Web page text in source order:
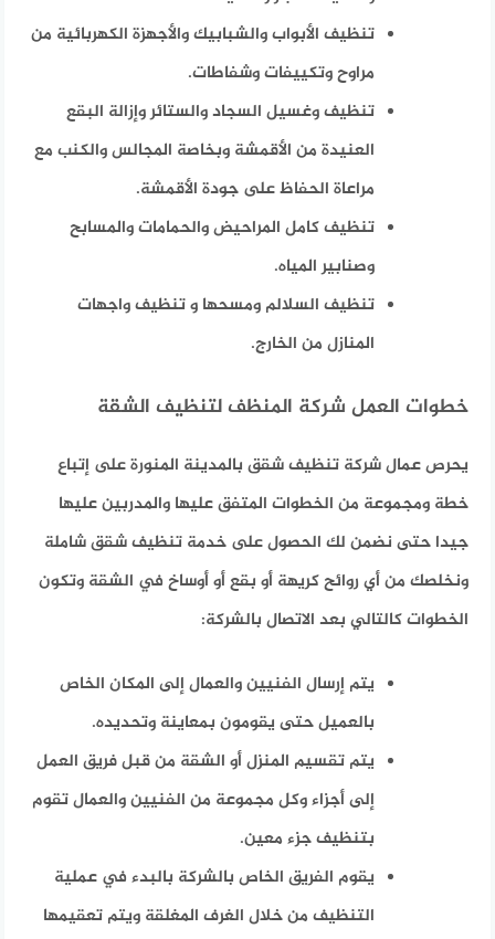
تنظيف الأبواب والشبابيك والأجهزة الكهربائية من
مراوح وتكييفات وشفاطات.
تنظيف وغسيل السجاد والستائر وإزالة البقع
العنيدة من الأقمشة وبخاصة المجالس والكنب مع
مراعاة الحفاظ على جودة الأقمشة.
تنظيف كامل المراحيض والحمامات والمسابح
وصنابير المياه.
تنظيف السلالم ومسحها و تنظيف واجهات
المنازل من الخارج.
خطوات العمل شركة المنظف لتنظيف الشقة
يحرص عمال شركة تنظيف شقق بالمدينة المنورة على إتباع
خطة ومجموعة من الخطوات المتفق عليها والمدربين عليها
جيدا حتى نضمن لك الحصول على خدمة تنظيف شقق شاملة
ونخلصك من أي روائح كريهة أو بقع أو أوساخ في الشقة وتكون
الخطوات كالتالي بعد الاتصال بالشركة:
يتم إرسال الفنيين والعمال إلى المكان الخاص
بالعميل حتى يقومون بمعاينة وتحديده.
يتم تقسيم المنزل أو الشقة من قبل فريق العمل
إلى أجزاء وكل مجموعة من الفنيين والعمال تقوم
بتنظيف جزء معين.
يقوم الفريق الخاص بالشركة بالبدء في عملية
التنظيف من خلال الغرف المغلقة ويتم تعقيمها